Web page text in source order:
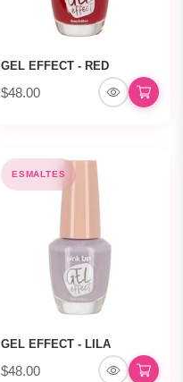
GEL EFFECT - RED
$48.00
ESMALTES
GEL EFFECT - LILA
$48.00